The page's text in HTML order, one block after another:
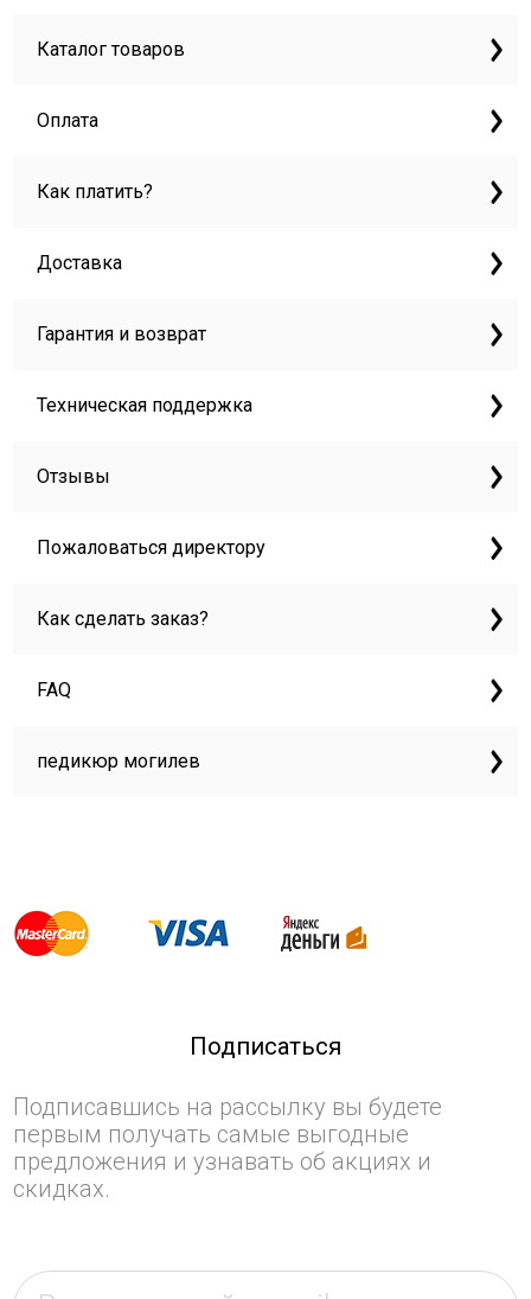
Каталог товаров
Оплата
Как платить?
Доставка
Гарантия и возврат
Техническая поддержка
Отзывы
Пожаловаться директору
Как сделать заказ?
FAQ
педикюр могилев
Подписаться
Подписавшись на рассылку вы будете
первым получать самые выгодные
предложения и узнавать об акциях и
скидках.